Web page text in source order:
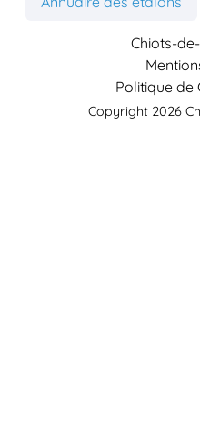
Chiots-
Politique de
Copyright 2026